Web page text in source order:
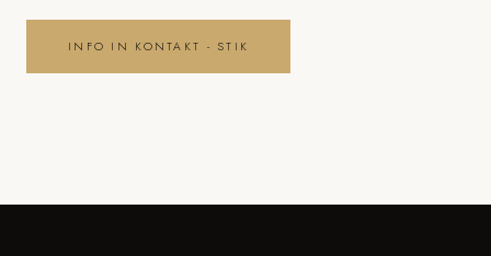
INFO IN KONTAKT - STIK